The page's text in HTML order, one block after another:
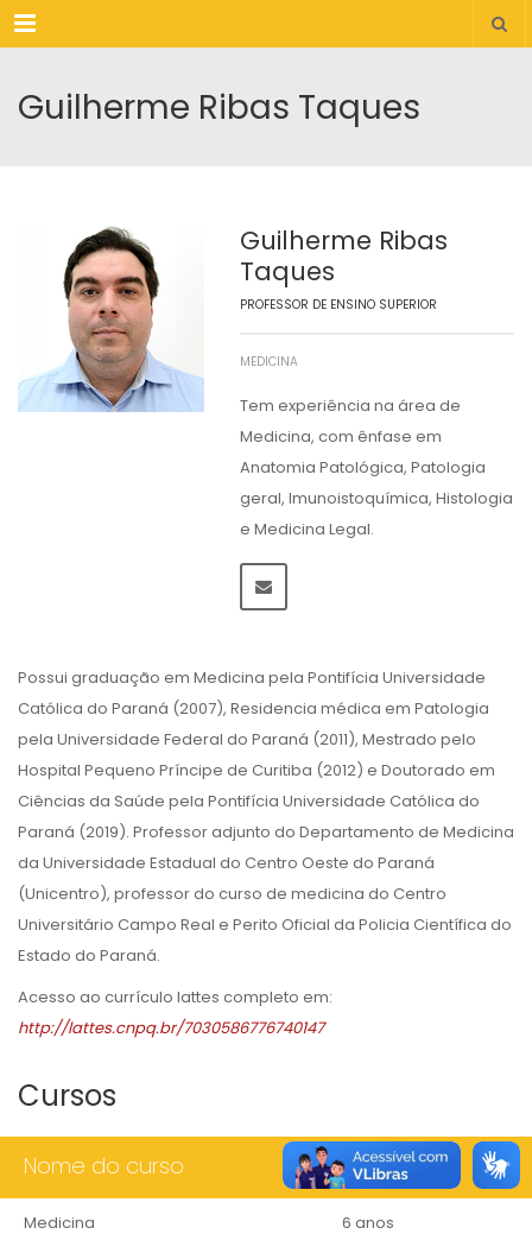
Menu
Guilherme Ribas Taques
Guilherme Ribas
Taques
PROFESSOR DE ENSINO SUPERIOR
MEDICINA
Tem experiência na área de
Medicina, com ênfase em
Anatomia Patológica, Patologia
geral, Imunoistoquímica, Histologia
e Medicina Legal.
Possui graduação em Medicina pela Pontifícia Universidade
Católica do Paraná (2007), Residencia médica em Patologia
pela Universidade Federal do Paraná (2011), Mestrado pelo
Hospital Pequeno Príncipe de Curitiba (2012) e Doutorado em
Ciências da Saúde pela Pontifícia Universidade Católica do
Paraná (2019). Professor adjunto do Departamento de Medicina
da Universidade Estadual do Centro Oeste do Paraná
(Unicentro), professor do curso de medicina do Centro
Universitário Campo Real e Perito Oficial da Policia Científica do
Estado do Paraná.
Acesso ao currículo lattes completo em:
http://lattes.cnpq.br/7030586776740147
Cursos
Nome do curso Duração
Medicina 6 anos